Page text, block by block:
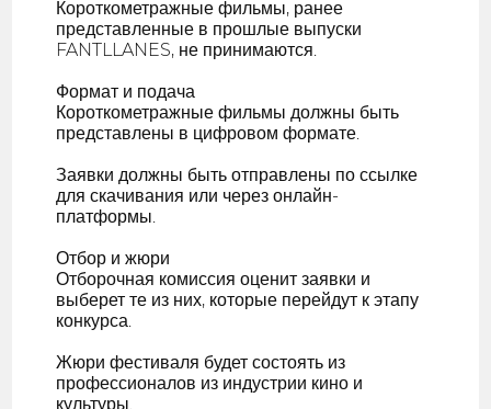
Короткометражные фильмы, ранее
представленные в прошлые выпуски
FANTLLANES, не принимаются.
Формат и подача
Короткометражные фильмы должны быть
представлены в цифровом формате.
Заявки должны быть отправлены по ссылке
для скачивания или через онлайн-
платформы.
Отбор и жюри
Отборочная комиссия оценит заявки и
выберет те из них, которые перейдут к этапу
конкурса.
Жюри фестиваля будет состоять из
профессионалов из индустрии кино и
культуры.